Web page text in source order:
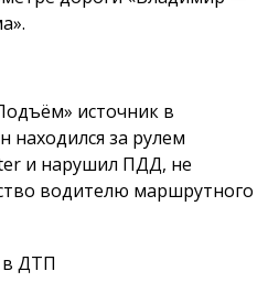
источник в
за рулем
и нарушил ПДД, не
водителю маршрутного